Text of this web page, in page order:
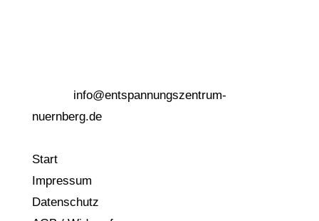
info@entspannungszentrum-
nuernberg.de
Start
Impressum
Datenschutz